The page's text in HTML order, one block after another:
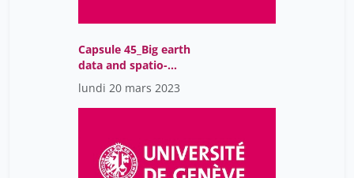
Capsule 45_Big earth
data and spatio-
temporal analysis
lundi 20 mars 2023